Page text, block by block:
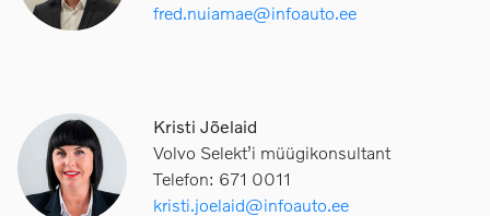
fred.nuiamae@infoauto.ee
Kristi Jõelaid
Volvo Selekt’i müügikonsultant
Telefon: 671 0011
kristi.joelaid@infoauto.ee